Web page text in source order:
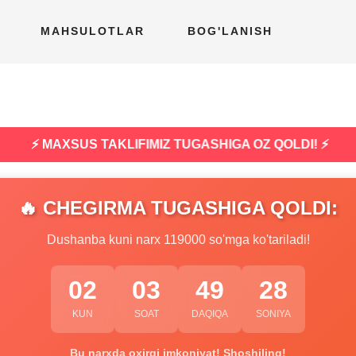
MAHSULOTLAR BOG'LANISH
⚡ MAXSUS TAKLIFIMIZ TUGASHIGA OZ QOLDI! ⚡
🔥 CHEGIRMA TUGASHIGA QOLDI:
Dushanba kuni narx 119000 so'mga ko'tariladi!
02
KUN
03
SOAT
49
DAQIQA
27
SONIYA
Bu narxda oxirgi imkoniyat! Shoshiling!